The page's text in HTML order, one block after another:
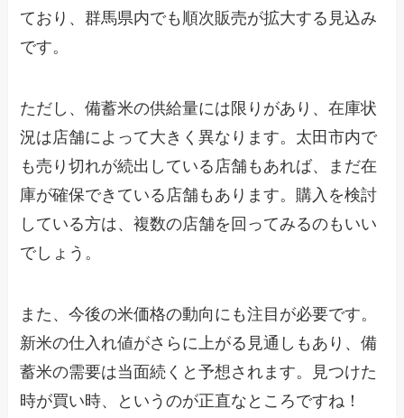
ており、群馬県内でも順次販売が拡大する見込み
です。
ただし、備蓄米の供給量には限りがあり、在庫状
況は店舗によって大きく異なります。太田市内で
も売り切れが続出している店舗もあれば、まだ在
庫が確保できている店舗もあります。購入を検討
している方は、複数の店舗を回ってみるのもいい
でしょう。
また、今後の米価格の動向にも注目が必要です。
新米の仕入れ値がさらに上がる見通しもあり、備
蓄米の需要は当面続くと予想されます。見つけた
時が買い時、というのが正直なところですね！